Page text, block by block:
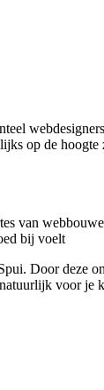
op de
van
bij voelt
Door deze
voor